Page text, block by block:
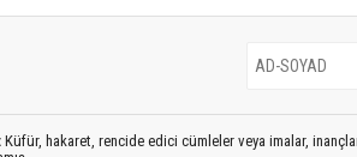
Küfür, hakaret, rencide edici cümleler veya imalar,